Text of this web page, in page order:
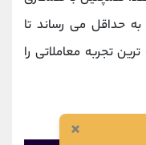
به حداقل می ‌رساند تا
تجربه معاملاتی را
×